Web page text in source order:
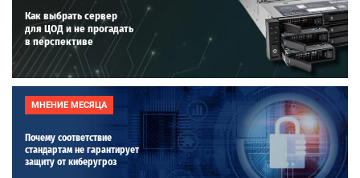
Как выбрать сервер
для ЦОД и не прогадать
в перспективе
МНЕНИЕ МЕСЯЦА
Почему соответствие
стандартам не гарантирует
защиту от киберугроз